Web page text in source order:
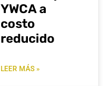
YWCA a
costo
reducido
LEER MÁS »